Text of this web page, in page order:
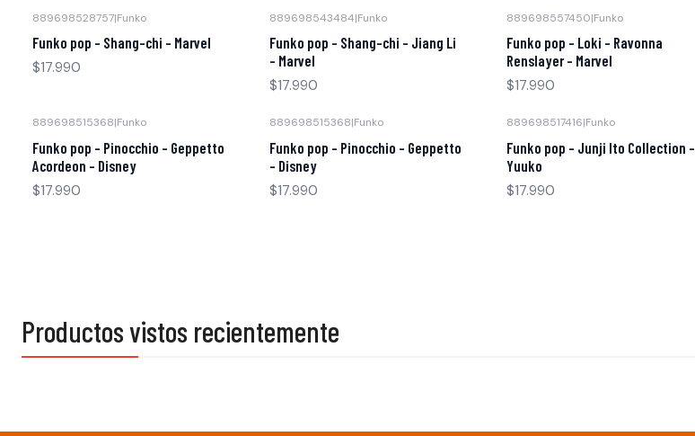
889698528757|Funko
Funko pop - Shang-chi - Marvel
$17.990
889698543484|Funko
Funko pop - Shang-chi - Jiang Li
- Marvel
$17.990
889698557450|Funko
Funko pop - Loki - Ravonna
Renslayer - Marvel
$17.990
889698515368|Funko
Funko pop - Pinocchio - Geppetto
Acordeon - Disney
$17.990
889698515368|Funko
Funko pop - Pinocchio - Geppetto
- Disney
$17.990
889698517416|Funko
Funko pop - Junji Ito Collection -
Yuuko
$17.990
Productos vistos recientemente